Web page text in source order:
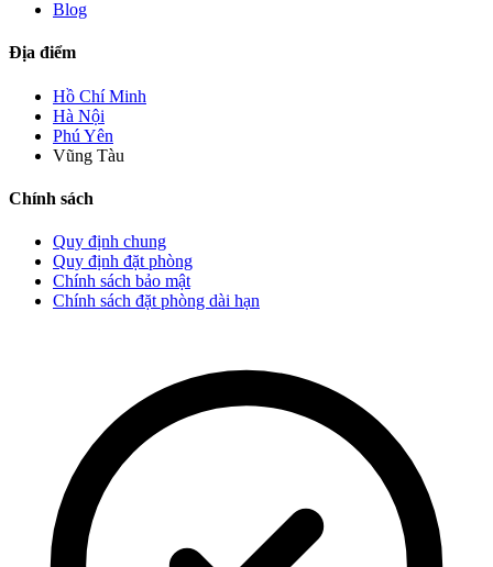
Blog
Địa điểm
Hồ Chí Minh
Hà Nội
Phú Yên
Vũng Tàu
Chính sách
Quy định chung
Quy định đặt phòng
Chính sách bảo mật
Chính sách đặt phòng dài hạn